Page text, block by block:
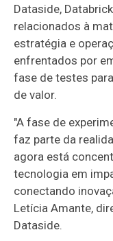
Dataside,
relacionados à
estratégia e
enfrentados por
fase de testes
de valor.
"A fase de
faz parte da
agora está
tecnologia em
conectando
Letícia Amante,
Dataside.